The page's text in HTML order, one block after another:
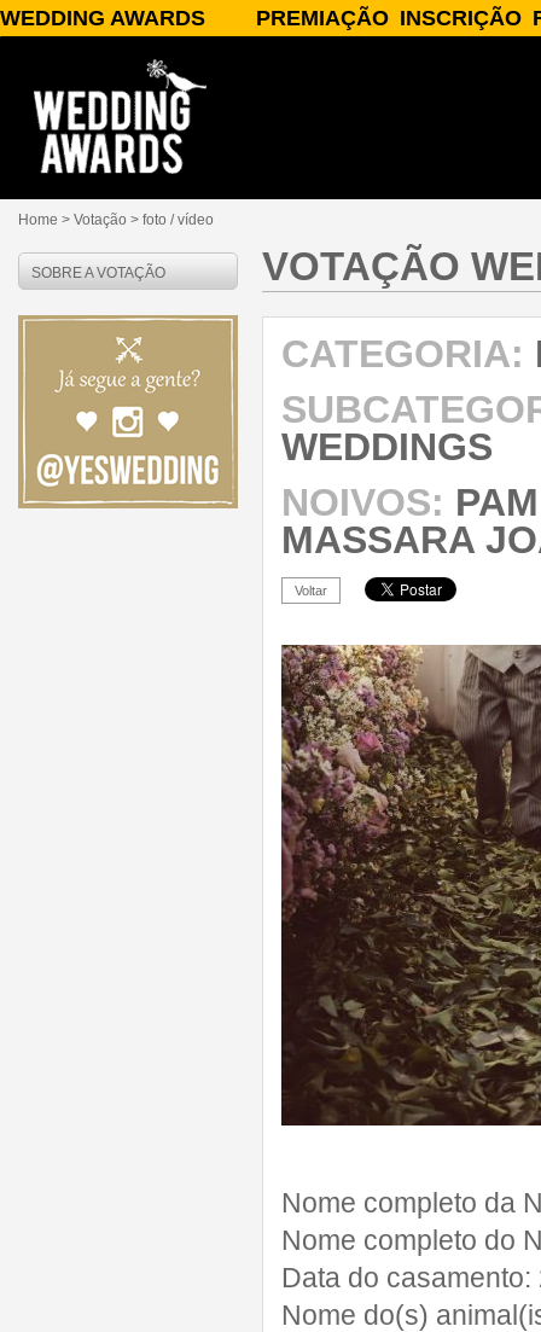
WEDDING AWARDS
PATROCÍNIO/APOIO
PARCEIROS
PUBLICIDADE
PERGUNTAS FREQUENTES
CONTATO
PREMIAÇÃO INSCRIÇÃO
Home > Votação > foto / vídeo
SOBRE A VOTAÇÃO
VOTAÇÃO
CATEGORIA:
WEDDINGS
NOIVOS:
MASSARA
Voltar
Nome completo da
Nome completo do
Data do casamento:
Nome do(s)